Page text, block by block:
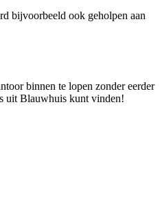
bijvoorbeeld ook geholpen aan
binnen te lopen zonder eerder
uit Blauwhuis kunt vinden!